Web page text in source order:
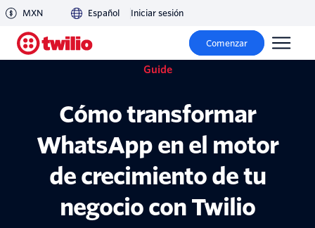
MXN Español Iniciar sesión
Comenzar
Guide
Cómo transformar
WhatsApp en el motor
de crecimiento de tu
negocio con Twilio